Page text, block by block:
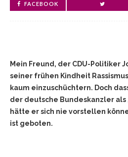
FACEBOOK
Mein Freund, der CDU-Politiker
seiner frühen Kindheit
kaum einzuschüchtern. Doch
der deutsche Bundeskanzler als
hätte er sich nie vorstellen
ist geboten.